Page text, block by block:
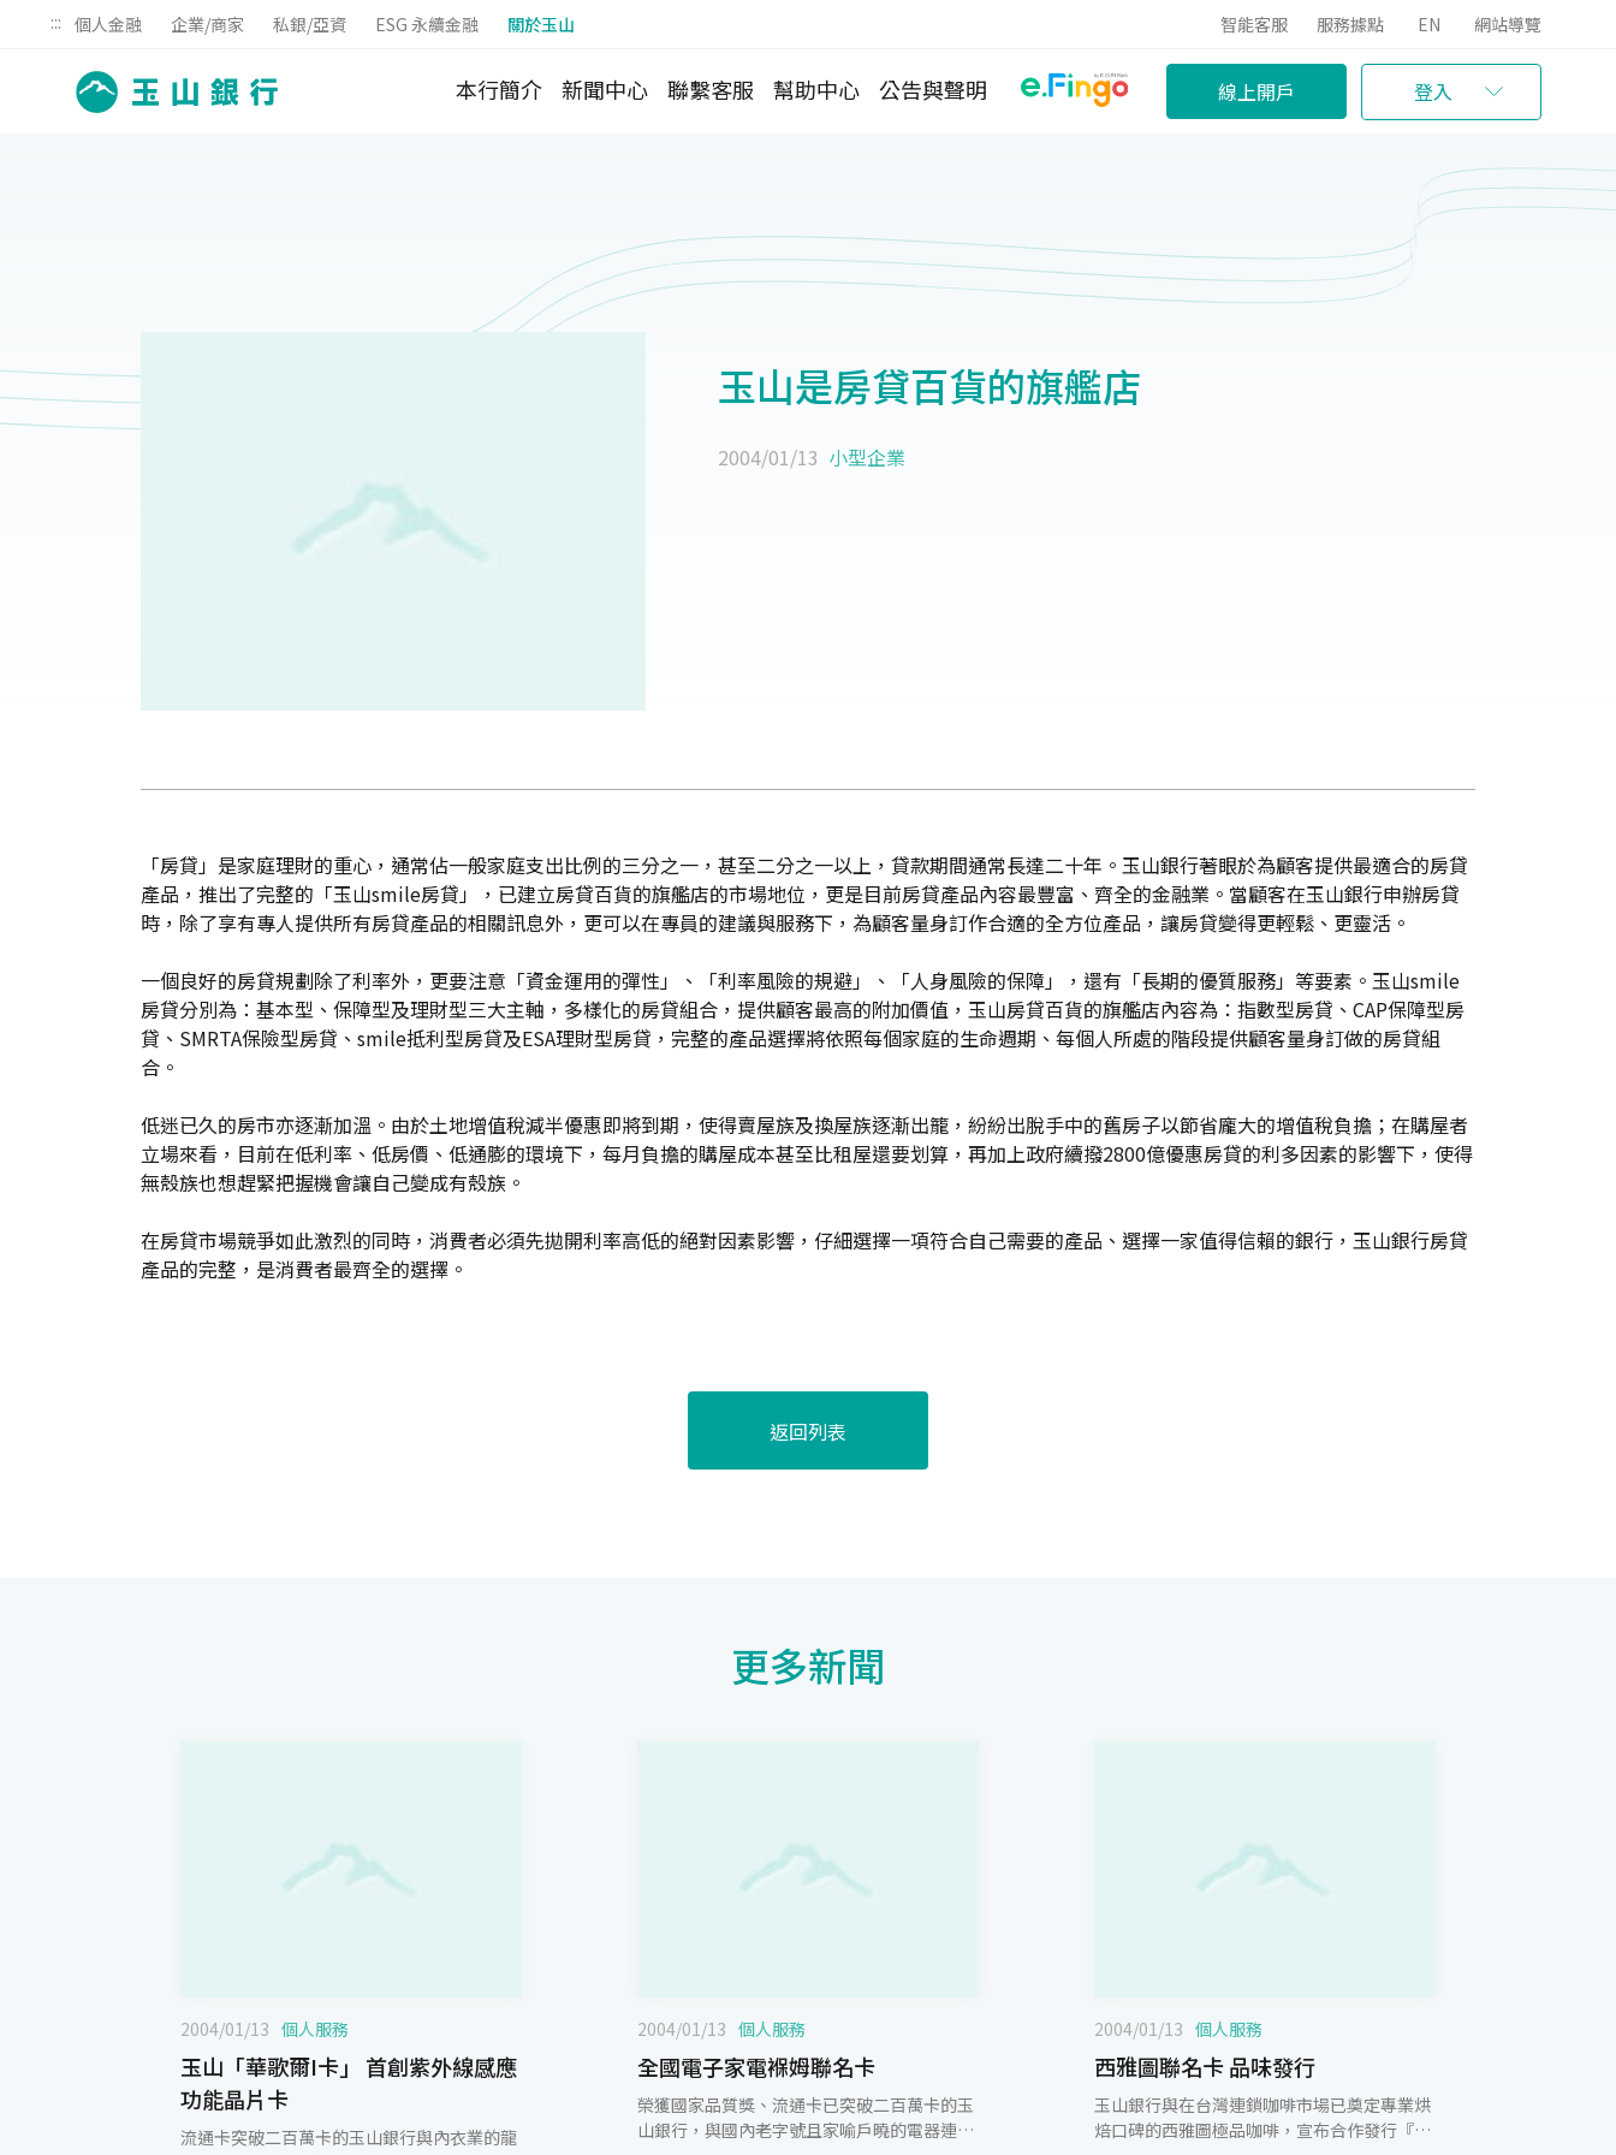
::: 個人金融 企業/商家 私銀/亞資 ESG 永續金融 關於玉山 智能客服 服務據點 EN 網站導覽
本行簡介 新聞中心 聯繫客服 幫助中心 公告與聲明 線上開戶 登入
玉山是房貸百貨的旗艦店
2004/01/13 小型企業
「房貸」是家庭理財的重心，通常佔一般家庭支出比例的三分之一，甚至二分之一以上，貸款期間通常長達二十年。玉山銀行著眼於為顧客提供最適合的房貸
產品，推出了完整的「玉山smile房貸」，已建立房貸百貨的旗艦店的市場地位，更是目前房貸產品內容最豐富、齊全的金融業。當顧客在玉山銀行申辦房貸
時，除了享有專人提供所有房貸產品的相關訊息外，更可以在專員的建議與服務下，為顧客量身訂作合適的全方位產品，讓房貸變得更輕鬆、更靈活。
一個良好的房貸規劃除了利率外，更要注意「資金運用的彈性」、「利率風險的規避」、「人身風險的保障」，還有「長期的優質服務」等要素。玉山smile
房貸分別為：基本型、保障型及理財型三大主軸，多樣化的房貸組合，提供顧客最高的附加價值，玉山房貸百貨的旗艦店內容為：指數型房貸、CAP保障型房
貸、SMRTA保險型房貸、smile抵利型房貸及ESA理財型房貸，完整的產品選擇將依照每個家庭的生命週期、每個人所處的階段提供顧客量身訂做的房貸組
合。
低迷已久的房市亦逐漸加溫。由於土地增值稅減半優惠即將到期，使得賣屋族及換屋族逐漸出籠，紛紛出脫手中的舊房子以節省龐大的增值稅負擔；在購屋者
立場來看，目前在低利率、低房價、低通膨的環境下，每月負擔的購屋成本甚至比租屋還要划算，再加上政府續撥2800億優惠房貸的利多因素的影響下，使得
無殼族也想趕緊把握機會讓自己變成有殼族。
在房貸市場競爭如此激烈的同時，消費者必須先拋開利率高低的絕對因素影響，仔細選擇一項符合自己需要的產品、選擇一家值得信賴的銀行，玉山銀行房貸
產品的完整，是消費者最齊全的選擇。
返回列表
更多新聞
2004/01/13 個人服務
玉山「華歌爾I卡」 首創紫外線感應
功能晶片卡
流通卡突破二百萬卡的玉山銀行與內衣業的龍
2004/01/13 個人服務
全國電子家電褓姆聯名卡
榮獲國家品質獎、流通卡已突破二百萬卡的玉
山銀行，與國內老字號且家喻戶曉的電器連鎖
2004/01/13 個人服務
西雅圖聯名卡 品味發行
玉山銀行與在台灣連鎖咖啡市場已奠定專業烘
焙口碑的西雅圖極品咖啡，宣布合作發行『西